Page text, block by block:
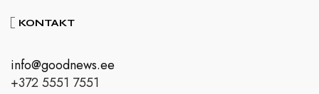
KONTAKT
info@goodnews.ee
+372 5551 7551